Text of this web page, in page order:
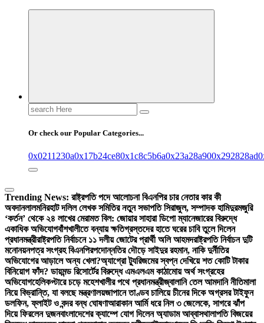
Search
for:
Or check our Popular Categories...
0x0211230a0x17b24ce80x1c8c5b6a0x23a28a900x292828ad
Trending News: রাষ্ট্রপতি পদে আলোচনা বিএনপির চার নেতার কার কী
অবদানলালমনিরহাট দলিল লেখক সমিতির নতুন সভাপতি সিরাজুল, সম্পাদক হামিদুরমজুরি
‘কর্তন’ থেকে ২৪ লাখের মেরামত বিল: জোয়ার সাহারা ডিপো ম্যানেজারের বিরুদ্ধে
একাধিক অভিযোগবাঁশখালীতে বন্যায় ক্ষতিগ্রস্তদের হাতে ঘরের চাবি তুলে দিলেন
প্রধানমন্ত্রীরাষ্ট্রপতি নির্বাচনে ১১ দলীয় জোটের প্রার্থী অলি আহমদরাষ্ট্রপতি নির্বাচন দুটি
মনোনয়নপত্র সংগ্রহ বিএনপিরপদোন্নতির দৌড়ে সাইদুর রহমান, নাকি দুর্নীতির
অভিযোগের আড়ালে অন্য খেলা?অ্যাগ্রো ট্যুরিজমের স্বপ্ন দেখিয়ে শত কোটি টাকার
বিনিয়োগ ফাঁদ? ডায়মন্ড রিসোর্টের বিরুদ্ধে এমএলএম কাঠামোয় অর্থ সংগ্রহের
অভিযোগহেলিকপ্টারে চড়ে মহেশখালীর পথে প্রধানমন্ত্রীজ্বালানি তেল আমদানি নীতিমালা
নিয়ে বিভ্রান্তি, যা বলছে মন্ত্রণালয়জাপানে তাণ্ডব চালিয়ে চীনের দিকে অগ্রসর টাইফুন
ডলফিন, ফ্লাইট ও বন্দর বন্ধ ঘোষণাআরাকান আর্মি ধরে নিল ৩ জেলেকে, সাগরে ঝাঁপ
দিয়ে ফিরলেন দুজনবাংলাদেশের ক্যাম্পে যোগ দিলেন অ্যাডাম আব্বাসথালাপতি বিজয়ের